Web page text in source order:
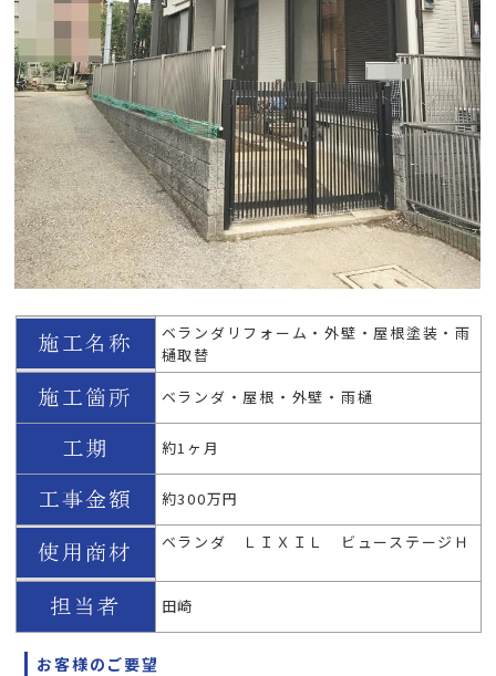
ベランダリフォーム・外壁・屋根塗装・雨
樋取替
ベランダ・屋根・外壁・雨樋
約1ヶ月
約300万円
ベランダ ＬＩＸＩＬ ビューステージＨ
田崎
お客様のご要望